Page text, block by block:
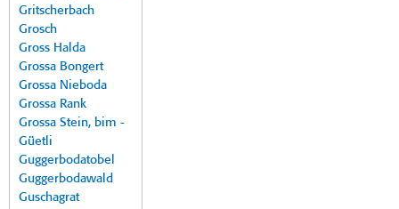
Gritscherbach
Grosch
Gross Halda
Grossa Bongert
Grossa Nieboda
Grossa Rank
Grossa Stein, bim -
Güetli
Guggerbodatobel
Guggerbodawald
Guschagrat